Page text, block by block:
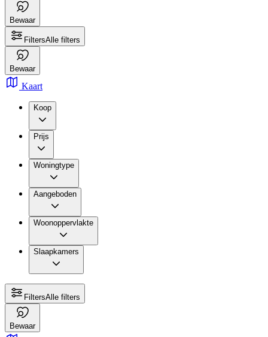
Bewaar
FiltersAlle filters
Bewaar
Kaart
Koop
Prijs
Woningtype
Aangeboden
Woonoppervlakte
Slaapkamers
FiltersAlle filters
Bewaar